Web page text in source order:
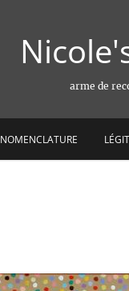
arme de
NOMENCLATURE